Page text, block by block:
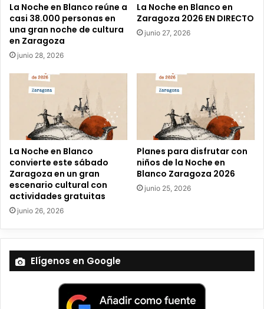
l
c
t
ó
La Noche en Blanco reúne a
casi 38.000 personas en
una gran noche de cultura
en Zaragoza
junio 28, 2026
La Noche en Blanco en
Zaragoza 2026 EN DIRECTO
junio 27, 2026
La Noche en Blanco
convierte este sábado
Zaragoza en un gran
escenario cultural con
actividades gratuitas
junio 26, 2026
Planes para disfrutar con
niños de la Noche en
Blanco Zaragoza 2026
junio 25, 2026
Elígenos en Google